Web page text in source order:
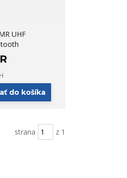
UHF
do košíka
strana z 1